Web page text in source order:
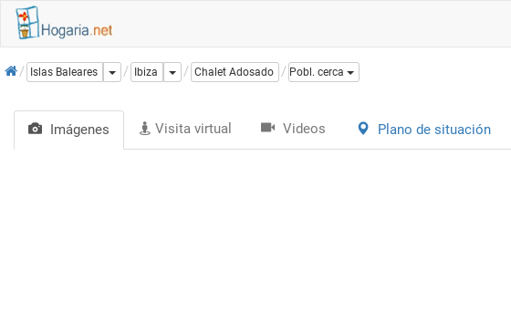
InicioIslas Baleares Dropdown
Ibiza Dropdown
Chalet Adosado Pobl. cerca
Imágenes Visita virtual Videos Plano de situación